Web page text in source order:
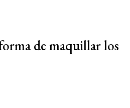
de maquillar los